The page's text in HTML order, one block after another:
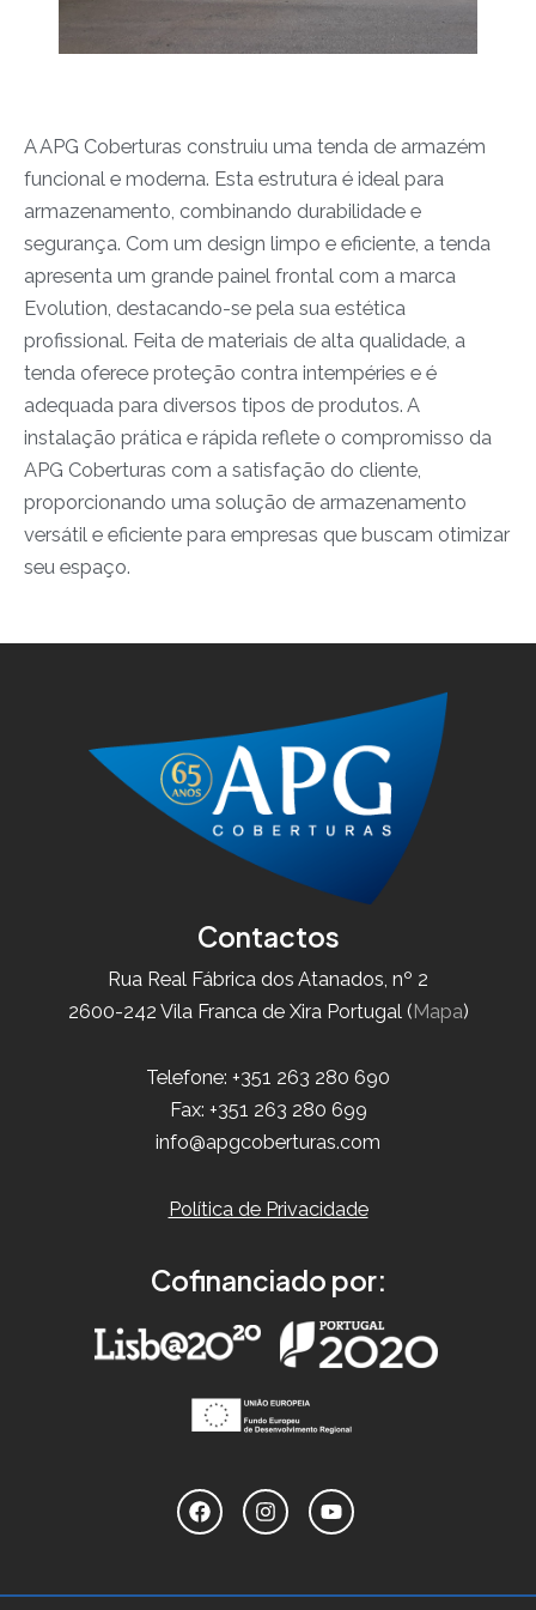
A APG Coberturas construiu uma tenda de armazém
funcional e moderna. Esta estrutura é ideal para
armazenamento, combinando durabilidade e
segurança. Com um design limpo e eficiente, a tenda
apresenta um grande painel frontal com a marca
Evolution, destacando-se pela sua estética
profissional. Feita de materiais de alta qualidade, a
tenda oferece proteção contra intempéries e é
adequada para diversos tipos de produtos. A
instalação prática e rápida reflete o compromisso da
APG Coberturas com a satisfação do cliente,
proporcionando uma solução de armazenamento
versátil e eficiente para empresas que buscam otimizar
seu espaço.
Contactos
Rua Real Fábrica dos Atanados, nº 2
2600-242 Vila Franca de Xira Portugal (Mapa)
Telefone: +351 263 280 690
Fax: +351 263 280 699
info@apgcoberturas.com
Política de Privacidade
Cofinanciado por: